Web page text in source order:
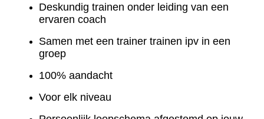
Deskundig trainen onder leiding van een
ervaren coach
Samen met een trainer trainen ipv in een
groep
100% aandacht
Voor elk niveau